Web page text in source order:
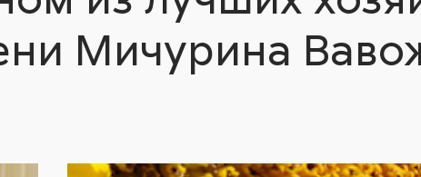
Мичурина